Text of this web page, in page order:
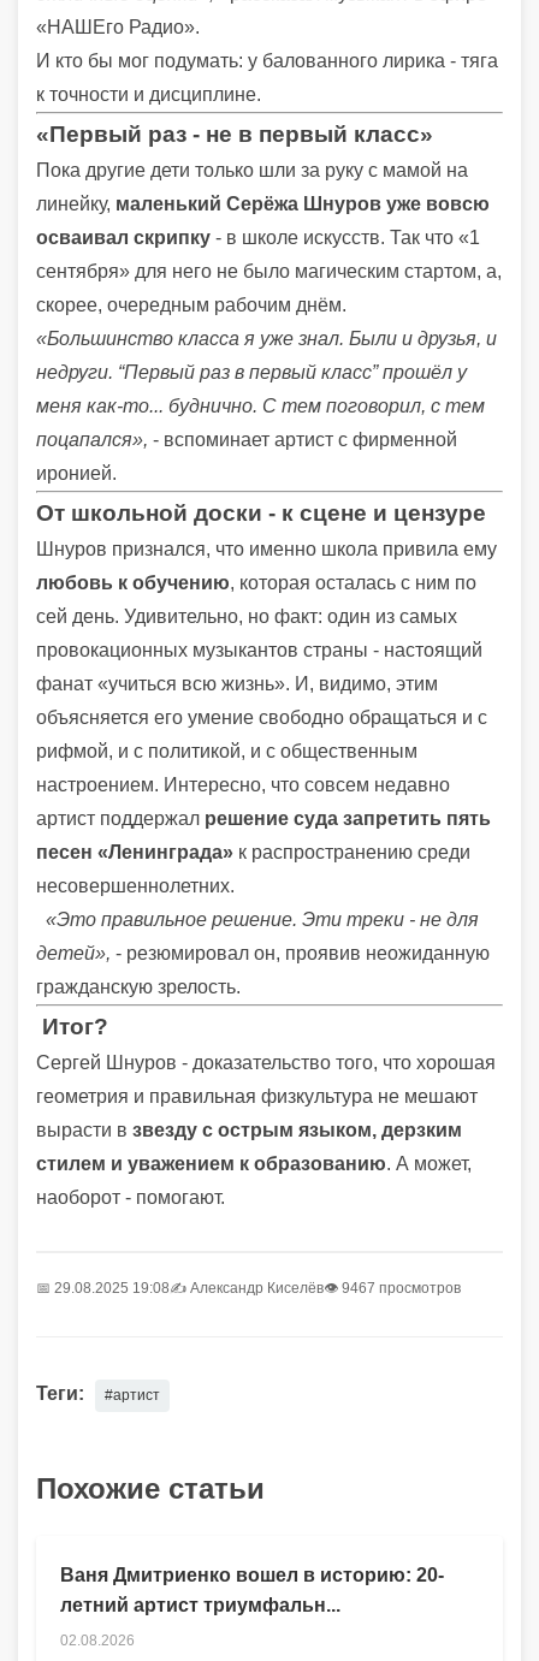
«НАШЕго Радио».
И кто бы мог подумать: у балованного лирика - тяга
к точности и дисциплине.
«Первый раз - не в первый класс»
Пока другие дети только шли за руку с мамой на
линейку, маленький Серёжа Шнуров уже вовсю
осваивал скрипку - в школе искусств. Так что «1
сентября» для него не было магическим стартом, а,
скорее, очередным рабочим днём.
«Большинство класса я уже знал. Были и друзья, и
недруги. “Первый раз в первый класс” прошёл у
меня как-то... буднично. С тем поговорил, с тем
поцапался», - вспоминает артист с фирменной
иронией.
От школьной доски - к сцене и цензуре
Шнуров признался, что именно школа привила ему
любовь к обучению, которая осталась с ним по
сей день. Удивительно, но факт: один из самых
провокационных музыкантов страны - настоящий
фанат «учиться всю жизнь». И, видимо, этим
объясняется его умение свободно обращаться и с
рифмой, и с политикой, и с общественным
настроением. Интересно, что совсем недавно
артист поддержал решение суда запретить пять
песен «Ленинграда» к распространению среди
несовершеннолетних.
«Это правильное решение. Эти треки - не для
детей», - резюмировал он, проявив неожиданную
гражданскую зрелость.
Итог?
Сергей Шнуров - доказательство того, что хорошая
геометрия и правильная физкультура не мешают
вырасти в звезду с острым языком, дерзким
стилем и уважением к образованию. А может,
наоборот - помогают.
📅 29.08.2025 19:08✍️ Александр Киселёв👁 9467 просмотров
Теги: #артист
Похожие статьи
Ваня Дмитриенко вошел в историю: 20-
летний артист триумфальн...
02.08.2026